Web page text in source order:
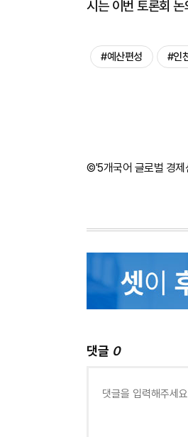
시는 이번 토론회
#예산편성 #인
©'5개국어 글로벌 경제
댓글 0